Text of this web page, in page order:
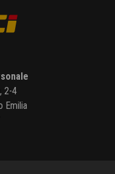
2-4
Emilia